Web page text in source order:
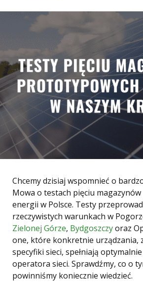
Chcemy dzisiaj wspomnieć o
Mowa o testach pięciu
energii w Polsce. Testy
rzeczywistych warunkach w
Zielonej Górze, Bydgoszczyoraz
one, które konkretnie urządzania,
specyfiki sieci, spełniają
operatora sieci. Sprawdźmy, co o
powinniśmy koniecznie wiedzieć.